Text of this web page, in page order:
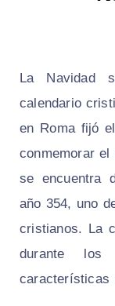
La Navidad
calendario
en Roma fijó
conmemorar
se encuentra
año 354, uno
cristianos. La
durante los
características